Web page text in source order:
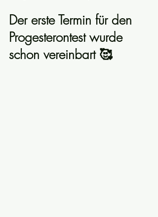
Der erste Termin für den
Progesterontest wurde
schon vereinbart 🥰